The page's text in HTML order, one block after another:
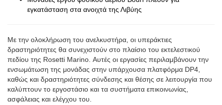
διάστημα περίπου δύο ετών και ενσωματώνει συστήματα
επεξεργασίας αερίου. Έχει πλέον εγκατασταθεί στην υπάρχουσα
Σύμφωνα με την Saipem, η επιχείρηση ανύψωσης αποτελεί
βασικό ορόσημο στην εκτέλεση του έργου και καταδεικνύει τις
δυνατότητες της εταιρείας σε βαρέα φορτία και εγκαταστάσεις
ανοικτής θάλασσας.